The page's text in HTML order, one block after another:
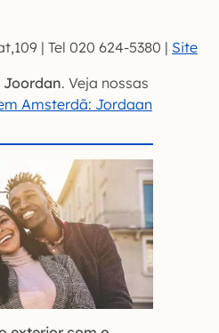
| Tel 020 624-5380 | Site
Joordan. Veja nossas
Amsterdã: Jordaan